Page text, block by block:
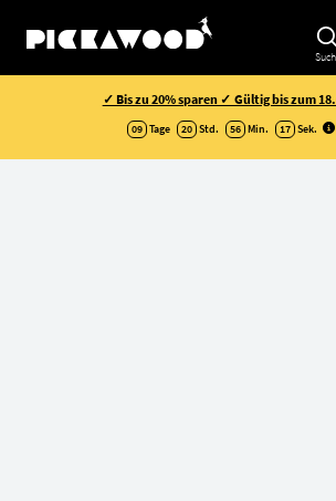
✓ Bis zu 20% sparen ✓ Gültig bis zum
09 Tage 20 Std. 56 Min. 16 Sek.